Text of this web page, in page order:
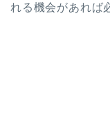
れる機会があれば